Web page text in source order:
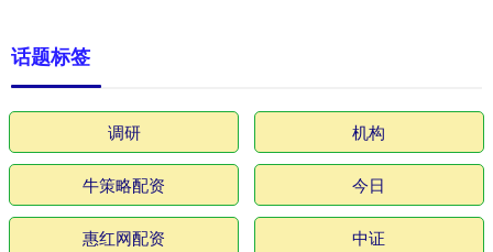
话题标签
调研 机构
牛策略配资 今日
惠红网配资 中证